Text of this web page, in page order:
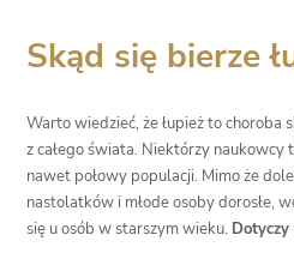
Skąd się bierze
Warto wiedzieć, że łupież to choroba
z całego świata. Niektórzy naukowcy
nawet połowy populacji. Mimo że
nastolatków i młode osoby dorosłe,
się u osób w starszym wieku. Dotyczy